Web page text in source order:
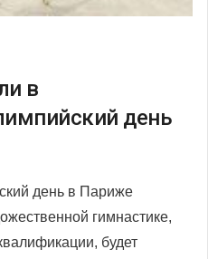
в
день
день в Париже
гимнастике,
будет